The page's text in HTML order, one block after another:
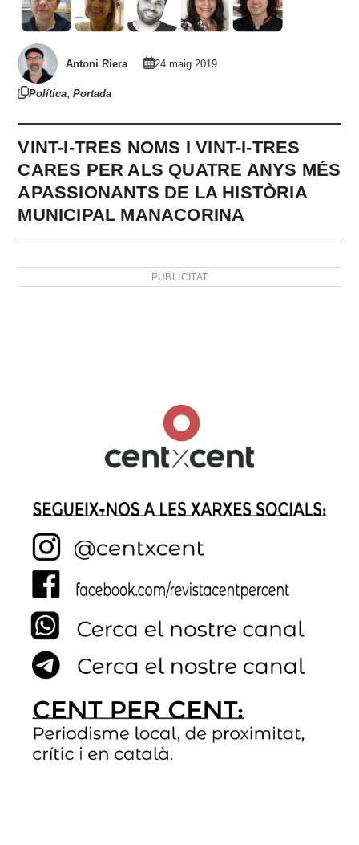
Antoni Riera 24 maig 2019
Política,Portada
VINT-I-TRES NOMS I VINT-I-TRES
CARES PER ALS QUATRE ANYS MÉS
APASSIONANTS DE LA HISTÒRIA
MUNICIPAL MANACORINA
PUBLICITAT